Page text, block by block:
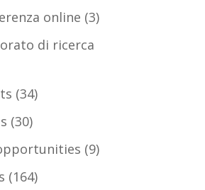
online (3)
di ricerca
(34)
(30)
(9)
(164)